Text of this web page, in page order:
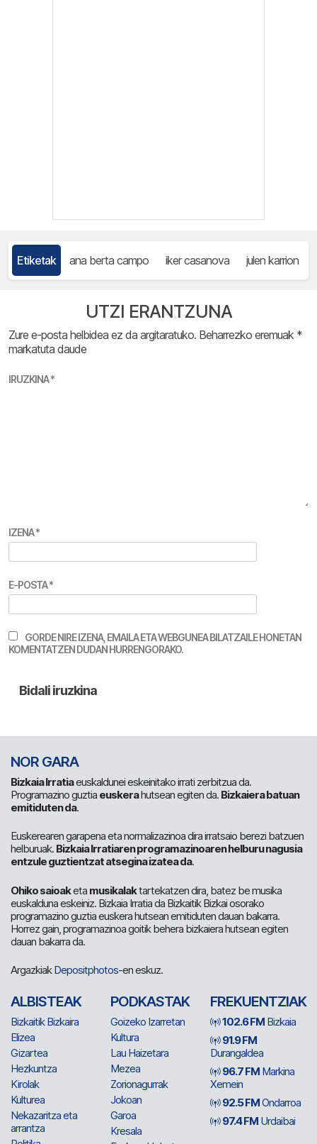
Etiketak ana berta campo iker casanova julen karrion
UTZI ERANTZUNA
Zure e-posta helbidea ez da argitaratuko. Beharrezko eremuak *
markatuta daude
IRUZKINA*
IZENA*
E-POSTA*
GORDE NIRE IZENA, EMAILA ETA WEBGUNEA BILATZAILE HONETAN
KOMENTATZEN DUDAN HURRENGORAKO.
NOR GARA
Bizkaia Irratiaeuskaldunei eskeinitako irrati zerbitzua da.
Programazino guztia euskerahutsean egiten da. Bizkaiera batuan
emitiduten da.
Euskerearen garapena eta normalizazinoa dira irratsaio berezi batzuen
helburuak. Bizkaia Irratiaren programazinoaren helburu nagusia
entzule guztientzat atsegina izatea da.
Ohiko saioaketa musikalaktartekatzen dira, batez be musika
euskalduna eskeiniz. Bizkaia Irratia da Bizkaitik Bizkai osorako
programazino guztia euskera hutsean emitiduten dauan bakarra.
Horrez gain, programazinoa goitik behera bizkaiera hutsean egiten
dauan bakarra da.
ArgazkiakDepositphotos-en eskuz.
ALBISTEAK
Bizkaitik Bizkaira
Elizea
Gizartea
Hezkuntza
Kirolak
Kulturea
Nekazaritza eta
arrantza
PODKASTAK
Goizeko Izarretan
Kultura
Lau Haizetara
Mezea
Zorionagurrak
Jokoan
Garoa
Kresala
FREKUENTZIAK
102.6 FM Bizkaia
91.9 FM
Durangaldea
96.7 FM Markina
Xemein
92.5 FMOndarroa
97.4 FM Urdaibai